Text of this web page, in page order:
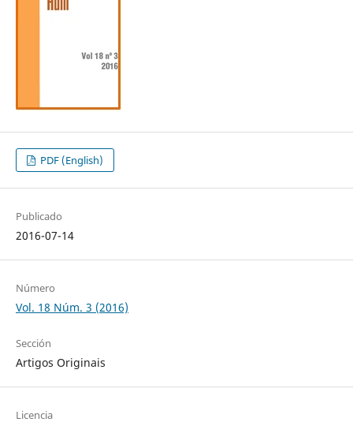
PDF (English)
Publicado
2016-07-14
Número
Vol. 18 Núm. 3 (2016)
Sección
Artigos Originais
Licencia